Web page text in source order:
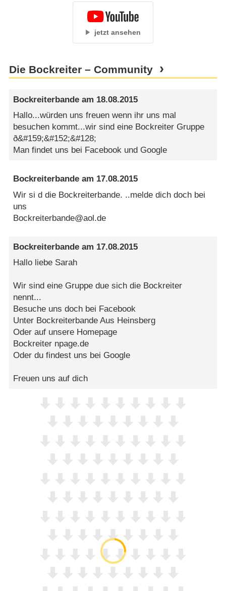
jetzt ansehen
Die Bockreiter – Community
Bockreiterbande am 18.08.2015
Hallo...würden uns freuen wenn ihr uns mal
besuchen kommt...wir sind eine Bockreiter Gruppe
ð&#159;&#152;&#128;
Man findet uns bei Facebook und Google
Bockreiterbande am 17.08.2015
Wir si d die Bockreiterbande. ..melde dich doch bei
uns
Bockreiterbande@aol.de
Bockreiterbande am 17.08.2015
Hallo liebe Sarah
Wir sind eine Gruppe due sich die Bockreiter
nennt...
Besuche uns doch bei Facebook
Unter Bockreiterbande Aus Heinsberg
Oder auf unsere Homepage
Bockreiter npage.de
Oder du findest uns bei Google
Freuen uns auf dich